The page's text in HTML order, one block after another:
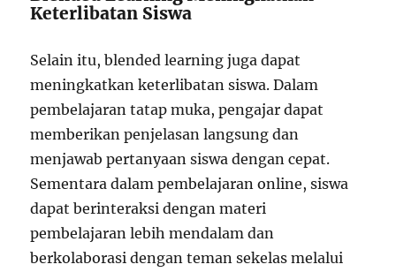
Keterlibatan Siswa
Selain itu, blended learning juga dapat
meningkatkan keterlibatan siswa. Dalam
pembelajaran tatap muka, pengajar dapat
memberikan penjelasan langsung dan
menjawab pertanyaan siswa dengan cepat.
Sementara dalam pembelajaran online, siswa
dapat berinteraksi dengan materi
pembelajaran lebih mendalam dan
berkolaborasi dengan teman sekelas melalui